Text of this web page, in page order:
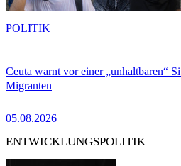
Ceuta warnt vor einer „unhaltbaren“
Migranten
05.08.2026
POLITIK
ENTWICKLUNGSPOLITIK